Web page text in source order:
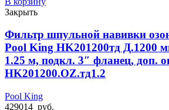
Закрыть
Фильтр шпульной навивки
Pool King HK201200тд Д.1200
1.25 м, подкл. 3″ фланец, доп.
HK201200.OZ.тд1.2
Pool King
429014 руб.